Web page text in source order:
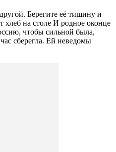
Берегите её тишину и
хлеб на столе И родное оконце
чтобы сильной была,
сберегла. Ей неведомы